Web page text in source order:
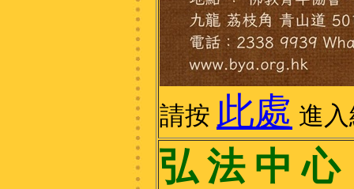
請按 此處 進
弘 法 中